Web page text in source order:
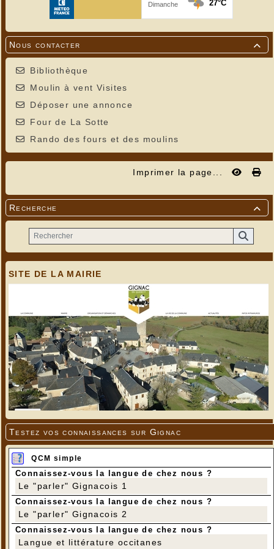

Nous contacter
Bibliothèque
Moulin à vent Visites
Déposer une annonce
Four de La Sotte
Rando des fours et des moulins
Imprimer la page...

Recherche
SITE DE LA MAIRIE
Testez vos connaissances sur Gignac
QCM simple
Connaissez-vous la langue de chez nous ?
Le "parler" Gignacois 1
Connaissez-vous la langue de chez nous ?
Le "parler" Gignacois 2
Connaissez-vous la langue de chez nous ?
Langue et littérature occitanes